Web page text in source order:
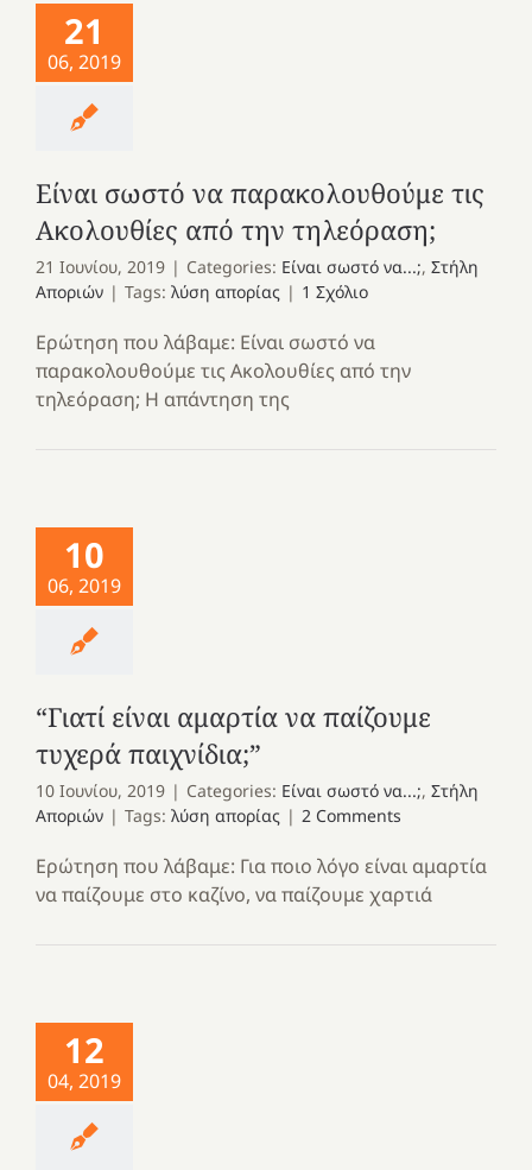
21
06, 2019
Είναι σωστό να παρακολουθούμε τις
Ακολουθίες από την τηλεόραση;
21 Ιουνίου, 2019 | Categories: Είναι σωστό να...;, Στήλη
Αποριών | Tags: λύση απορίας | 1 Σχόλιο
Ερώτηση που λάβαμε: Είναι σωστό να
παρακολουθούμε τις Ακολουθίες από την
τηλεόραση; Η απάντηση της
10
06, 2019
“Γιατί είναι αμαρτία να παίζουμε
τυχερά παιχνίδια;”
10 Ιουνίου, 2019 | Categories: Είναι σωστό να...;, Στήλη
Αποριών | Tags: λύση απορίας | 2 Comments
Ερώτηση που λάβαμε: Για ποιο λόγο είναι αμαρτία
να παίζουμε στο καζίνο, να παίζουμε χαρτιά
12
04, 2019